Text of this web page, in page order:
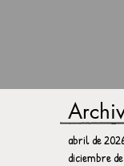
abril de
diciembre